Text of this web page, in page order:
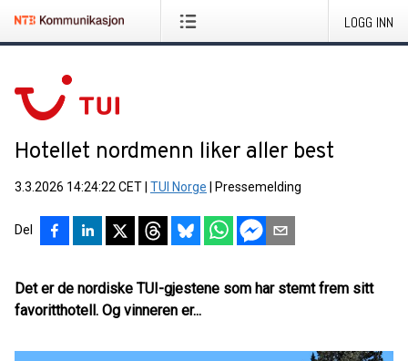
LOGG INN
Hotellet nordmenn liker aller best
3.3.2026 14:24:22 CET TUI Norge Pressemelding
Del
Det er de nordiske TUI-gjestene som har stemt frem sitt
favoritthotell. Og vinneren er...